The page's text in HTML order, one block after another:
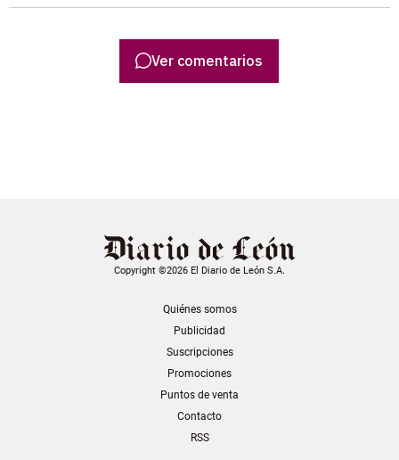
Ver comentarios
Copyright ©2026 El Diario de León S.A.
Quiénes somos
Publicidad
Suscripciones
Promociones
Puntos de venta
Contacto
RSS